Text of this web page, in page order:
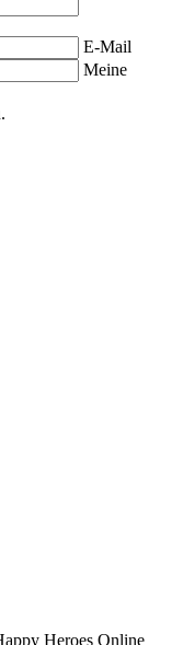
E-Mail
Meine
Heroes Online